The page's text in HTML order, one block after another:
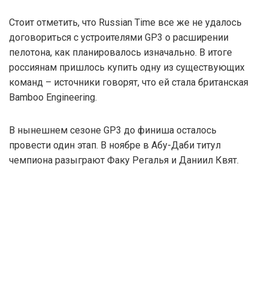
Стоит отметить, что Russian Time все же не удалось
договориться с устроителями GP3 о расширении
пелотона, как планировалось изначально. В итоге
россиянам пришлось купить одну из существующих
команд – источники говорят, что ей стала британская
Bamboo Engineering.
В нынешнем сезоне GP3 до финиша осталось
провести один этап. В ноябре в Абу-Даби титул
чемпиона разыграют Факу Регалья и Даниил Квят.